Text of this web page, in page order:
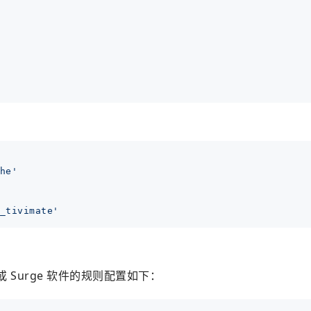
Surge 软件的规则配置如下：